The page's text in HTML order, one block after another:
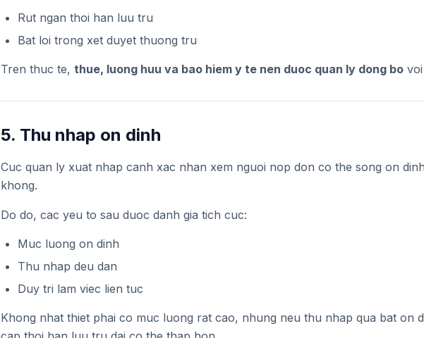
Rut ngan thoi han luu tru
Bat loi trong xet duyet thuong tru
Tren thuc te, thue, luong huu va bao hiem y te nen duoc quan ly dong bo
5. Thu nhap on dinh
Cuc quan ly xuat nhap canh xac nhan xem nguoi nop don co the song on
khong.
Do do, cac yeu to sau duoc danh gia tich cuc:
Muc luong on dinh
Thu nhap deu dan
Duy tri lam viec lien tuc
Khong nhat thiet phai co muc luong rat cao, nhung neu thu nhap qua bat on